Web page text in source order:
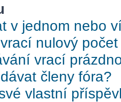
v jednom nebo
nulový
vrací
členy fóra?
vlastní